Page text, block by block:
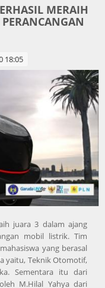
MERAIH
18:05
juara 3 dalam ajang
mobil listrik. Tim
yang berasal
yaitu, Teknik Otomotif,
Sementara itu dari
M.Hilal Yahya dari